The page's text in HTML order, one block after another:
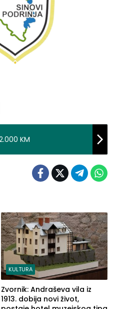
KM
KULTURA
Zvornik: Andraševa vila iz
1913. dobija novi život,